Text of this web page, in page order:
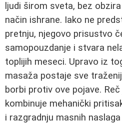
ljudi širom sveta, bez
način ishrane. Iako ne
pretnju, njegovo prisustvo
samopouzdanje i stvara
toplijih meseci. Upravo iz
masaža postaje sve
borbi protiv ove pojave.
kombinuje mehanički
i razgradnju masnih